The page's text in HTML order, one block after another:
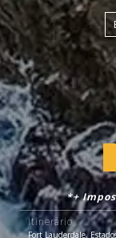
*+
Itinerário
Fort Lauderdale,